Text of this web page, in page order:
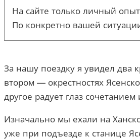
На сайте только личный
По конкретно вашей
За нашу поездку я увидел
втором — окрестностях
другое радует глаз
Изначально мы ехали на
уже при подъезде к станице